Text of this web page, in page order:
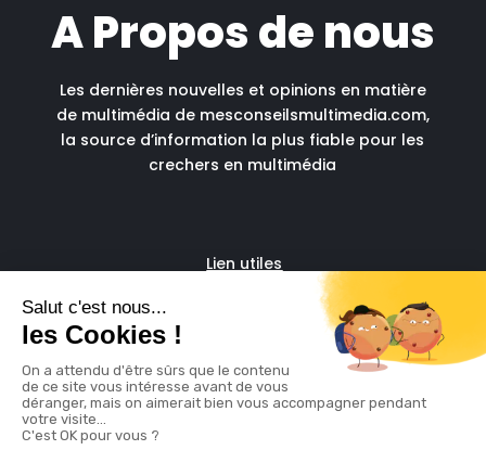
A Propos de nous
Les dernières nouvelles et opinions en matière
de multimédia de mesconseilsmultimedia.com,
la source d’information la plus fiable pour les
crechers en multimédia
Lien utiles
Fascia run
Support administratif pour
freelances